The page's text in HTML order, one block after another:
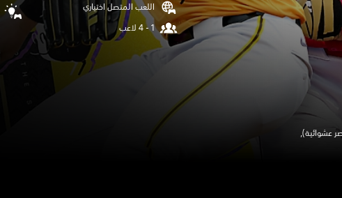
اللعب المتصل اختياري
‏1 - 4 لاعب
عشوائية),